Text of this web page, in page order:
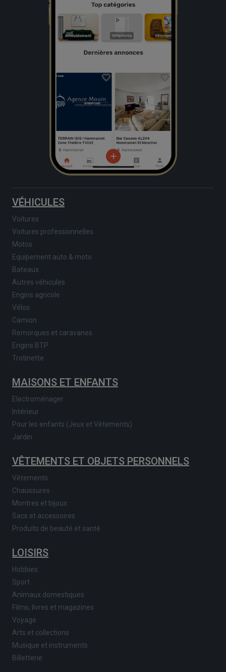
VÉHICULES
Voitures
Voitures professionnelles
Motos
Equipement auto & moto
Bateaux
Autres véhicules
Engins agricole
Vélos
Camion
Remorques et caravanes
Engins BTP
Trotinette
MAISONS ET ENFANTS
Electroménager
Intérieur
Pour les enfants (Jeux et Vêtements)
Jardin
VÊTEMENTS ET OBJETS PERSONNELS
Vêtements
Chaussures
Montres et bijoux
Sacs et accessoires
Produits de beauté et santé
LOISIRS
Hobbies
Sport
Animaux domestiques
Films, livres et magazines
Voyage
Arts et collections
Musique et instruments
Billetterie